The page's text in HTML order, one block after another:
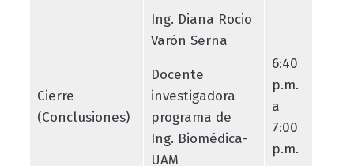
Cierre
(Conclusiones)
Ing. Diana Rocio
Varón Serna
Docente
investigadora
programa de
Ing. Biomédica-
UAM
6:40
p.m.
a
7:00
p.m.